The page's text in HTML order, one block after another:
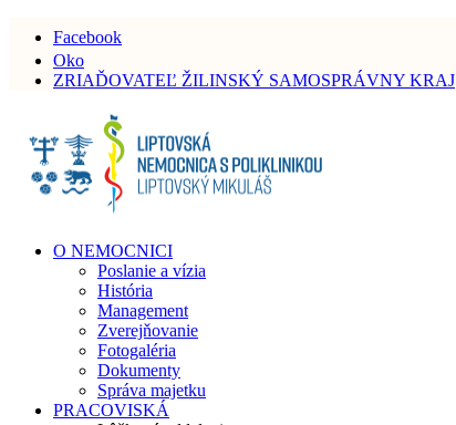
Facebook
Oko
ZRIAĎOVATEĽ ŽILINSKÝ SAMOSPRÁVNY KRAJ
O NEMOCNICI
Poslanie a vízia
História
Management
Zverejňovanie
Fotogaléria
Dokumenty
Správa majetku
PRACOVISKÁ